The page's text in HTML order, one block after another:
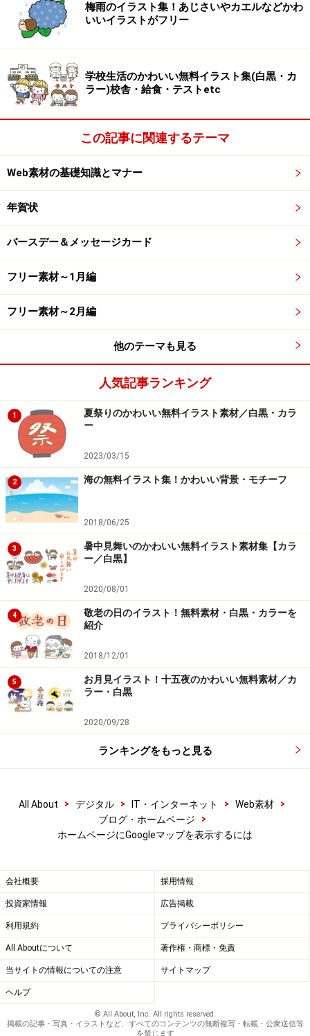
梅雨のイラスト集！あじさいやカエルなどかわ
いいイラストがフリー
学校生活のかわいい無料イラスト集(白黒・カ
ラー)校舎・給食・テストetc
この記事に関連するテーマ
Web素材の基礎知識とマナー
年賀状
バースデー＆メッセージカード
フリー素材～1月編
フリー素材～2月編
他のテーマも見る
人気記事ランキング
1
夏祭りのかわいい無料イラスト素材／白黒・カラ
ー
2023/03/15
2 海の無料イラスト集！かわいい背景・モチーフ
2018/06/25
3
暑中見舞いのかわいい無料イラスト素材集【カラ
ー／白黒】
2020/08/01
4
敬老の日のイラスト！無料素材・白黒・カラーを
紹介
2018/12/01
5
お月見イラスト！十五夜のかわいい無料素材／カ
ラー・白黒
2020/09/28
ランキングをもっと見る
All About > デジタル > IT・インターネット > Web素材
>
ブログ・ホームページ
>
ホームページにGoogleマップを表示するには
会社概要 採用情報
投資家情報 広告掲載
利用規約 プライバシーポリシー
All Aboutについて 著作権・商標・免責
当サイトの情報についての注意 サイトマップ
ヘルプ
© All About, Inc. All rights reserved.
掲載の記事・写真・イラストなど、すべてのコンテンツの無断複写・転載・公衆送信等
を禁じます